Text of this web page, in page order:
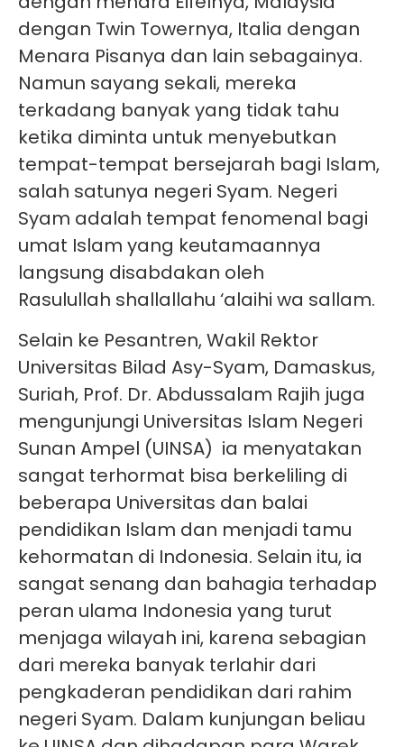
dengan Twin Towernya, Italia dengan
Menara Pisanya dan lain sebagainya.
Namun sayang sekali, mereka
terkadang banyak yang tidak tahu
ketika diminta untuk menyebutkan
tempat-tempat bersejarah bagi Islam,
salah satunya negeri Syam. Negeri
Syam adalah tempat fenomenal bagi
umat Islam yang keutamaannya
langsung disabdakan oleh
Rasulullah shallallahu ‘alaihi wa sallam.
Selain ke Pesantren, Wakil Rektor
Universitas Bilad Asy-Syam, Damaskus,
Suriah, Prof. Dr. Abdussalam Rajih juga
mengunjungi Universitas Islam Negeri
Sunan Ampel (UINSA) ia menyatakan
sangat terhormat bisa berkeliling di
beberapa Universitas dan balai
pendidikan Islam dan menjadi tamu
kehormatan di Indonesia. Selain itu, ia
sangat senang dan bahagia terhadap
peran ulama Indonesia yang turut
menjaga wilayah ini, karena sebagian
dari mereka banyak terlahir dari
pengkaderan pendidikan dari rahim
negeri Syam. Dalam kunjungan beliau